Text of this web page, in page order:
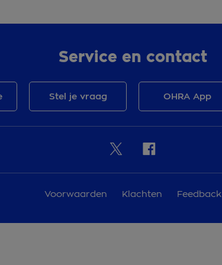
Service en contact
Stel je vraag OHRA App
Voorwaarden Klachten Feedback